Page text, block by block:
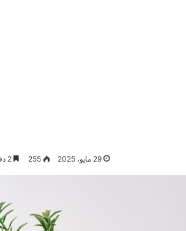
29 مايو، 2025 255